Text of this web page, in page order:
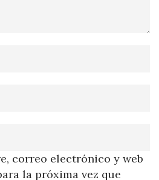
correo electrónico y web
la próxima vez que